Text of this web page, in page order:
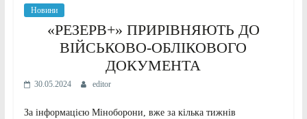
Новини
«РЕЗЕРВ+» ПРИРІВНЯЮТЬ ДО
ВІЙСЬКОВО-ОБЛІКОВОГО
ДОКУМЕНТА
30.05.2024 editor
За інформацією Міноборони, вже за кілька тижнів